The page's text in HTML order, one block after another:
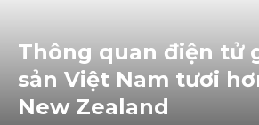
Thông quan điện t‌ử
sả‌n Việt Nam tươi
New Zealand